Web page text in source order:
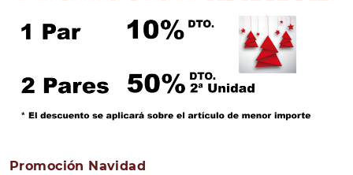
Promoción Navidad